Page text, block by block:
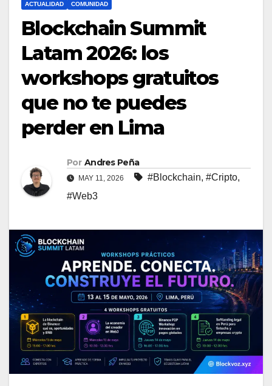
ACTUALIDAD COMUNIDAD
Blockchain Summit
Latam 2026: los
workshops gratuitos
que no te puedes
perder en Lima
Por Andres Peña
MAY 11, 2026 #Blockchain, #Cripto,
#Web3